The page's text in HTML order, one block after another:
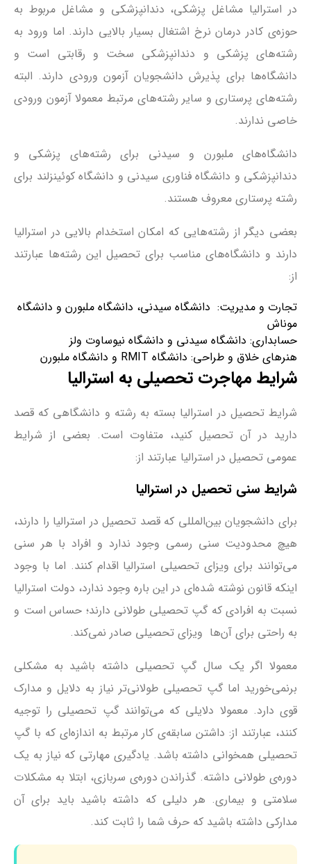
در استرالیا مشاغل پزشکی، دندانپزشکی و مشاغل مربوط به
حوزه‌ی کادر درمان نرخ اشتغال بسیار بالایی دارند. اما ورود به
رشته‌های پزشکی و دندانپزشکی سخت و رقابتی است و
دانشگاه‌ها برای پذیرش دانشجویان آزمون ورودی دارند. البته
رشته‌های پرستاری و سایر رشته‌های مرتبط معمولا آزمون ورودی
خاصی ندارند.
دانشگاه‌های ملبورن و سیدنی برای رشته‌های پزشکی و
دندانپزشکی و دانشگاه فناوری سیدنی و دانشگاه کوئینزلند برای
رشته پرستاری معروف هستند.
بعضی دیگر از رشته‌هایی که امکان استخدام بالایی در استرالیا
دارند و دانشگاه‌های مناسب برای تحصیل این رشته‌ها عبارتند
از:
تجارت و مدیریت: دانشگاه سیدنی، دانشگاه ملبورن و دانشگاه
موناش
حسابداری: دانشگاه سیدنی و دانشگاه نیوساوت ولز
هنرهای خلاق و طراحی: دانشگاه RMIT و دانشگاه ملبورن
شرایط مهاجرت تحصیلی به استرالیا
شرایط تحصیل در استرالیا بسته به رشته و دانشگاهی که قصد
دارید در آن تحصیل کنید، متفاوت است. بعضی از شرایط
عمومی تحصیل در استرالیا عبارتند از:
شرایط سنی تحصیل در استرالیا
برای دانشجویان بین‌المللی که قصد تحصیل در استرالیا را دارند،
هیچ محدودیت سنی رسمی وجود ندارد و افراد با هر سنی
می‌توانند برای ویزای تحصیلی استرالیا اقدام کنند. اما با وجود
اینکه قانون نوشته شده‌ای در این باره وجود ندارد، دولت استرالیا
نسبت به افرادی که گپ تحصیلی طولانی دارند؛ حساس است و
به راحتی برای آن‌ها ویزای تحصیلی صادر نمی‌کند.
معمولا اگر یک سال گپ تحصیلی داشته باشید به مشکلی
برنمی‌خورید اما گپ تحصیلی طولانی‌تر نیاز به دلایل و مدارک
قوی دارد. معمولا دلایلی که می‌توانند گپ تحصیلی را توجیه
کنند، عبارتند از: داشتن سابقه‌ی کار مرتبط به اندازه‌ای که با گپ
تحصیلی همخوانی داشته باشد. یادگیری مهارتی که نیاز به یک
دوره‌ی طولانی داشته. گذراندن دوره‌ی سربازی، ابتلا به مشکلات
سلامتی و بیماری. هر دلیلی که داشته باشید باید برای آن
مدارکی داشته باشید که حرف شما را ثابت کند.